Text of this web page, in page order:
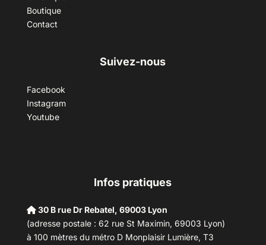
Boutique
Contact
Suivez-nous
Facebook
Instagram
Youtube
Infos pratiques
30 B rue Dr Rebatel, 69003 Lyon
(adresse postale : 62 rue St Maximin, 69003 Lyon)
à 100 mètres du métro D Monplaisir Lumière, T3